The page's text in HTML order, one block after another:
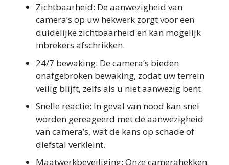
Zichtbaarheid: De aanwezigheid van
camera’s op uw hekwerk zorgt voor een
duidelijke zichtbaarheid en kan mogelijk
inbrekers afschrikken.
24/7 bewaking: De camera’s bieden
onafgebroken bewaking, zodat uw terrein
veilig blijft, zelfs als u niet aanwezig bent.
Snelle reactie: In geval van nood kan snel
worden gereageerd met de aanwezigheid
van camera’s, wat de kans op schade of
diefstal verkleint.
Maatwerkbeveiliging: Onze camerahekken